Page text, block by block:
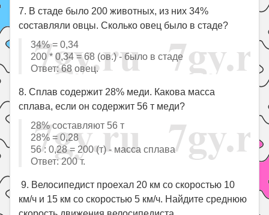
7. В стаде было 200 животных, из них 34%
составляли овцы. Сколько овец было в стаде?
34% = 0,34
200 * 0,34 = 68 (ов.) - было в стаде
Ответ: 68 овец.
8. Сплав содержит 28% меди. Какова масса
сплава, если он содержит 56 т меди?
28% составляют 56 т
28% = 0,28
56 : 0,28 = 200 (т) - масса сплава
Ответ: 200 т.
9. Велосипедист проехал 20 км со скоростью 10
км/ч и 15 км со скоростью 5 км/ч. Найдите среднюю